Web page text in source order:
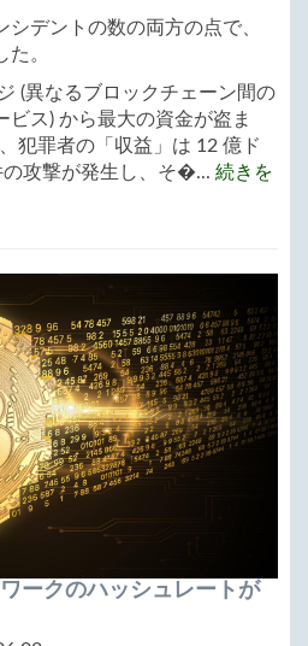
デントの数の両方の点で、
。
(異なるブロックチェーン間の
ビス) から最大の資金が盗ま
犯罪者の「収益」は 12 億ド
の攻撃が発生し、そ�... 続きを
ークのハッシュレートが